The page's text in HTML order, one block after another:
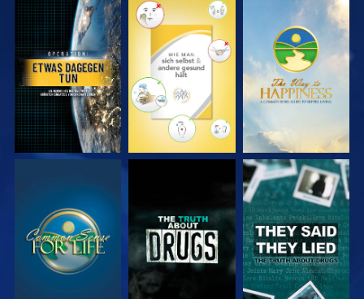
ANSEHEN ANSEHEN ANSEHEN
ANSEHEN ANSEHEN ANSEHEN